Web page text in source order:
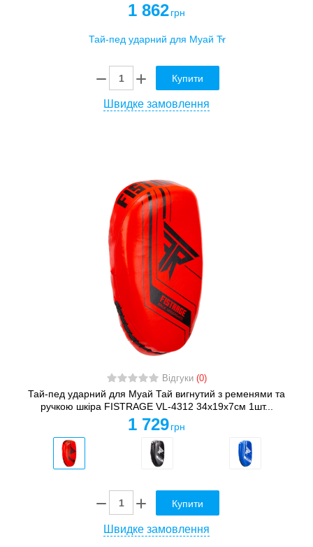
1 862 грн
Купити
Швидке замовлення
Відгуки (0)
Тай-пед ударний для Муай Тай вигнутий з ременями та
ручкою шкіра FISTRAGE VL-4312 34x19x7см 1шт...
1 729 грн
Купити
Швидке замовлення